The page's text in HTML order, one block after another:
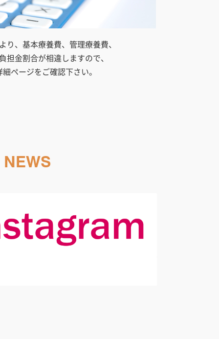
り、基本療養費、管理療養費、
担金割合が相違しますので、
ページをご確認下さい。
NEWS